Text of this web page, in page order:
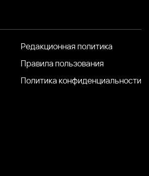
Редакционная политика
Правила пользования
Политика конфиденциальности